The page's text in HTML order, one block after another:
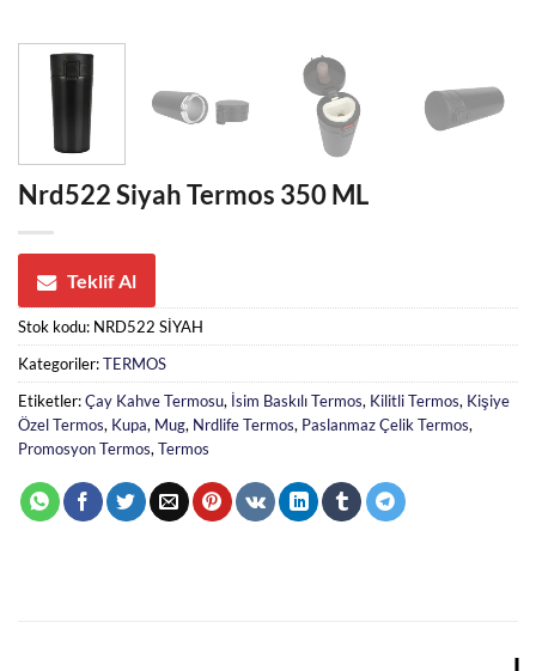
Nrd522 Siyah Termos 350 ML
Teklif Al
Stok kodu: NRD522 SİYAH
Kategoriler:TERMOS
Etiketler:Çay Kahve Termosu, İsim Baskılı Termos, Kilitli Termos, Kişiye
Özel Termos, Kupa, Mug, Nrdlife Termos, Paslanmaz Çelik Termos,
Promosyon Termos, Termos